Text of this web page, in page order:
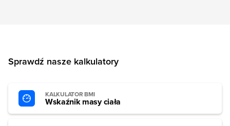
Sprawdź nasze kalkulatory
KALKULATOR BMI
Wskaźnik masy ciała